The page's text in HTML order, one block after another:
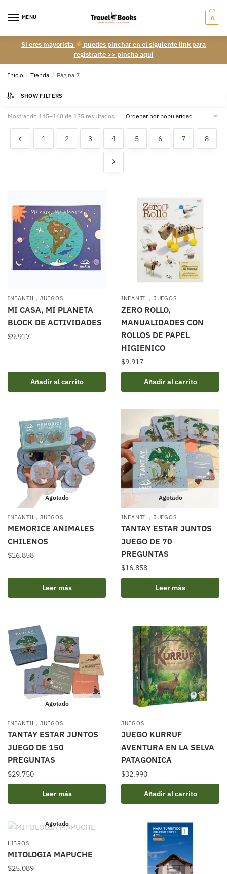
MENU 0
Si eres mayorista
puedes pinchar en el siguiente link para
registrarte >> pincha aquí
Inicio / Tienda / Página 7
SHOW FILTERS
Mostrando 145–168 de 175 resultados Ordenado
1 2 3 4 5 6 7 8
INFANTIL ,JUEGOS
MI CASA, MI PLANETA
BLOCK DE ACTIVIDADES
$9.917
Añadir al carrito
INFANTIL ,JUEGOS
ZERO ROLLO,
MANUALIDADES CON
ROLLOS DE PAPEL
HIGIENICO
$9.917
Añadir al carrito
Agotado
INFANTIL ,JUEGOS
MEMORICE ANIMALES
CHILENOS
$16.858
Leer más
Agotado
INFANTIL ,JUEGOS
TANTAY ESTAR JUNTOS
JUEGO DE 70
PREGUNTAS
$16.858
Leer más
Agotado
INFANTIL ,JUEGOS
TANTAY ESTAR JUNTOS
JUEGO DE 150
PREGUNTAS
$29.750
Leer más
JUEGOS
JUEGO KURRUF
AVENTURA EN LA SELVA
PATAGONICA
$32.990
Añadir al carrito
Agotado
LIBROS
MITOLOGIA MAPUCHE
$25.089